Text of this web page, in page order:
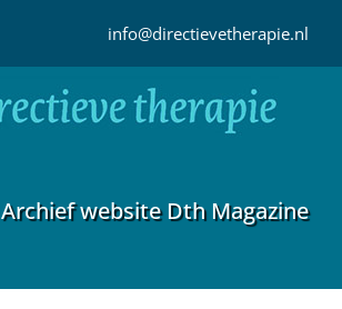
info@directievetherapie.nl
Archief website Dth Magazine